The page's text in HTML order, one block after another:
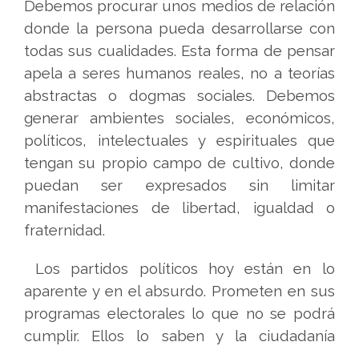
Debemos procurar unos medios de relación
donde la persona pueda desarrollarse con
todas sus cualidades. Esta forma de pensar
apela a seres humanos reales, no a teorías
abstractas o dogmas sociales. Debemos
generar ambientes sociales, económicos,
políticos, intelectuales y espirituales que
tengan su propio campo de cultivo, donde
puedan ser expresados ​​sin limitar
manifestaciones de libertad, igualdad o
fraternidad.
Los partidos políticos hoy están en lo
aparente y en el absurdo. Prometen en sus
programas electorales lo que no se podrá
cumplir. Ellos lo saben y la ciudadanía